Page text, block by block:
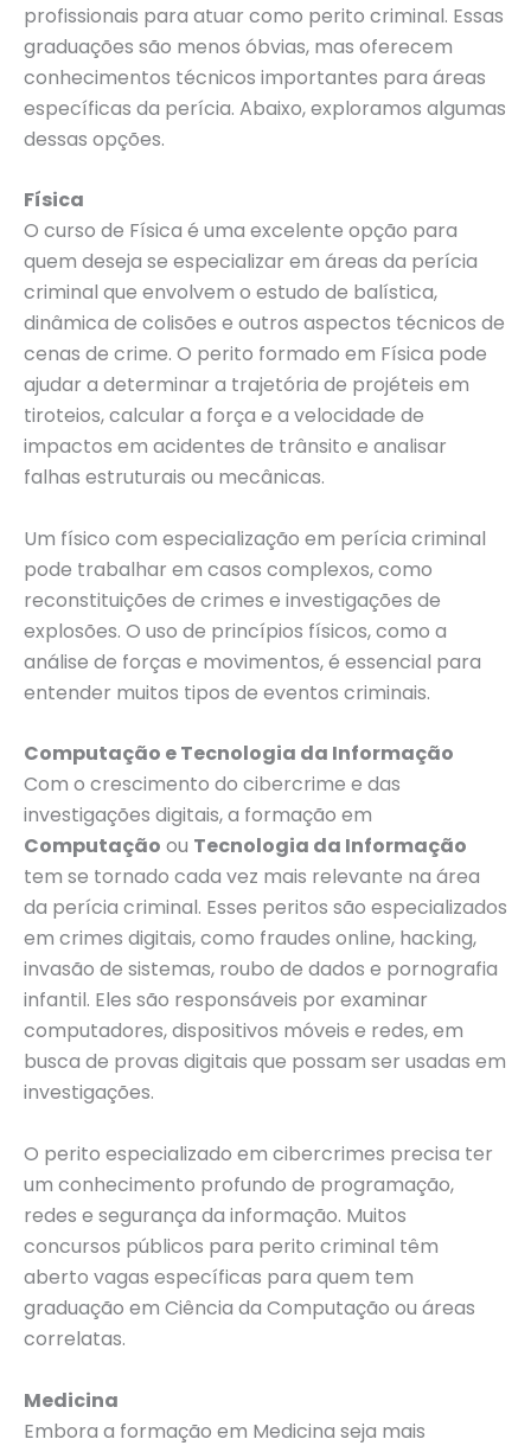
profissionais para atuar como perito criminal. Essas
graduações são menos óbvias, mas oferecem
conhecimentos técnicos importantes para áreas
específicas da perícia. Abaixo, exploramos algumas
dessas opções.
Física
O curso de Física é uma excelente opção para
quem deseja se especializar em áreas da perícia
criminal que envolvem o estudo de balística,
dinâmica de colisões e outros aspectos técnicos de
cenas de crime. O perito formado em Física pode
ajudar a determinar a trajetória de projéteis em
tiroteios, calcular a força e a velocidade de
impactos em acidentes de trânsito e analisar
falhas estruturais ou mecânicas.
Um físico com especialização em perícia criminal
pode trabalhar em casos complexos, como
reconstituições de crimes e investigações de
explosões. O uso de princípios físicos, como a
análise de forças e movimentos, é essencial para
entender muitos tipos de eventos criminais.
Computação e Tecnologia da Informação
Com o crescimento do cibercrime e das
investigações digitais, a formação em
Computação ou Tecnologia da Informação
tem se tornado cada vez mais relevante na área
da perícia criminal. Esses peritos são especializados
em crimes digitais, como fraudes online, hacking,
invasão de sistemas, roubo de dados e pornografia
infantil. Eles são responsáveis por examinar
computadores, dispositivos móveis e redes, em
busca de provas digitais que possam ser usadas em
investigações.
O perito especializado em cibercrimes precisa ter
um conhecimento profundo de programação,
redes e segurança da informação. Muitos
concursos públicos para perito criminal têm
aberto vagas específicas para quem tem
graduação em Ciência da Computação ou áreas
correlatas.
Medicina
Embora a formação em Medicina seja mais